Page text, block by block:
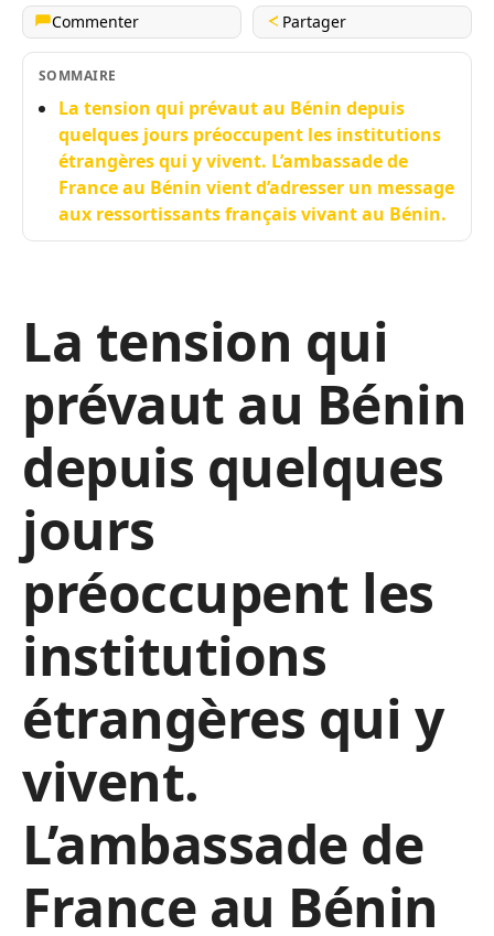
Commenter
Partager
SOMMAIRE
La tension qui prévaut au Bénin depuis
quelques jours préoccupent les institutions
étrangères qui y vivent. L’ambassade de
France au Bénin vient d’adresser un message
aux ressortissants français vivant au Bénin.
La tension qui
prévaut au Bénin
depuis quelques
jours
préoccupent les
institutions
étrangères qui y
vivent.
L’ambassade de
France au Bénin